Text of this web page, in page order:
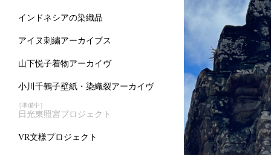
インドネシアの染織品
アイヌ刺繍アーカイブス
山下悦子着物アーカイヴ
小川千鶴子壁紙・染織裂アーカイヴ
［準備中］
日光東照宮プロジェクト
VR文様プロジェクト